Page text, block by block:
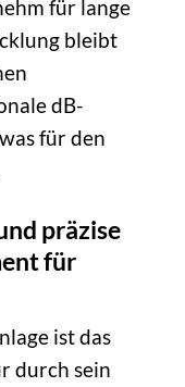
für lange
bleibt
dB-
für den
präzise
für
ist das
durch sein